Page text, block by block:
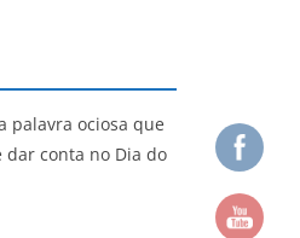
palavra ociosa que
dar conta no Dia do